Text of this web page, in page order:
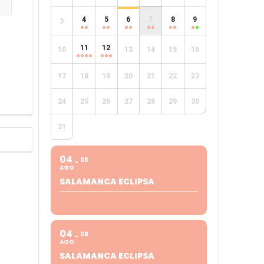
3 4 5 6 7 8 9
10 11 12 13 14 15 16
17 18 19 20 21 22 23
24 25 26 27 28 29 30
31
04
AGO
08
SALAMANCA ECLIPSA
04
AGO
08
SALAMANCA ECLIPSA